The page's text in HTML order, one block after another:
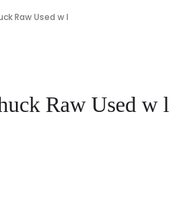
Raw Used w l
Raw Used w l